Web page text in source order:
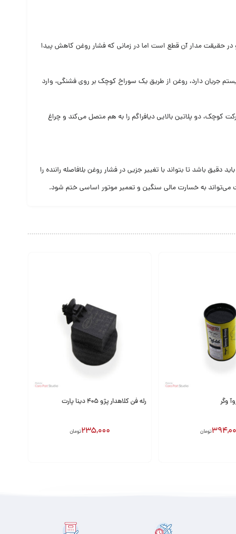
حقیقت مدار آن قطع است اما در زمانی که فشار روغن کاهش پیدا
جریان دارد، روغن از طریق یک سوراخ کوچک بر روی فشنگی، وارد
دو پلاتین بالایی دیافراگم را به هم متصل می‌کند و چراغ
باشد تا بتواند با تغییر جزیی در فشار روغن بلافاصله راننده را
به خسارت مالی سنگین و تعمیر موتور اساسی ختم شود.
وگر
تومان
رله فن کلاهدار پژو 405 دینا پارت
235,000تومان